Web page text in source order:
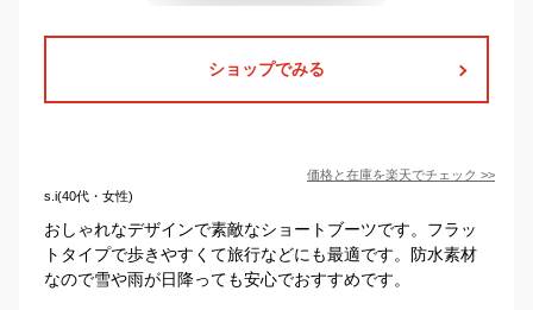
ショップでみる
価格と在庫を楽天でチェック >>
s.i(40代・女性)
おしゃれなデザインで素敵なショートブーツです。フラッ
トタイプで歩きやすくて旅行などにも最適です。防水素材
なので雪や雨が日降っても安心でおすすめです。